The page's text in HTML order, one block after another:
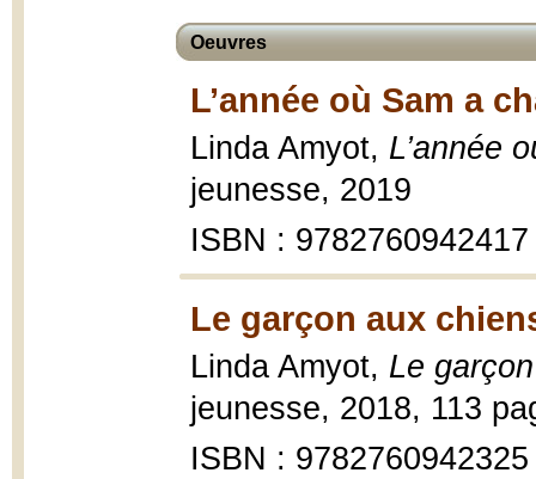
Oeuvres
L’année où Sam a
Linda Amyot, L’année
jeunesse, 2019
ISBN : 9782760942417
Le garçon aux
Linda Amyot, Le
jeunesse, 2018, 113
ISBN : 9782760942325